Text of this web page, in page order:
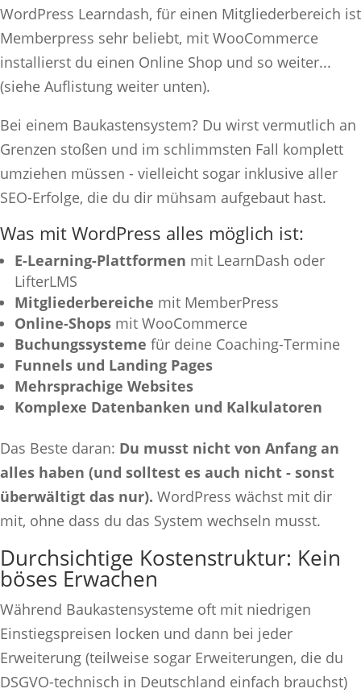
WordPress Learndash, für einen Mitgliederbereich ist
Memberpress sehr beliebt, mit WooCommerce
installierst du einen Online Shop und so weiter...
(siehe Auflistung weiter unten).
Bei einem Baukastensystem? Du wirst vermutlich an
Grenzen stoßen und im schlimmsten Fall komplett
umziehen müssen - vielleicht sogar inklusive aller
SEO-Erfolge, die du dir mühsam aufgebaut hast.
Was mit WordPress alles möglich ist:
E-Learning-Plattformen mit LearnDash oder
LifterLMS
Mitgliederbereiche mit MemberPress
Online-Shops mit WooCommerce
Buchungssysteme für deine Coaching-Termine
Funnels und Landing Pages
Mehrsprachige Websites
Komplexe Datenbanken und Kalkulatoren
Das Beste daran: Du musst nicht von Anfang an
alles haben (und solltest es auch nicht - sonst
überwältigt das nur). WordPress wächst mit dir
mit, ohne dass du das System wechseln musst.
Durchsichtige Kostenstruktur: Kein
böses Erwachen
Während Baukastensysteme oft mit niedrigen
Einstiegspreisen locken und dann bei jeder
Erweiterung (teilweise sogar Erweiterungen, die du
DSGVO-technisch in Deutschland einfach brauchst)